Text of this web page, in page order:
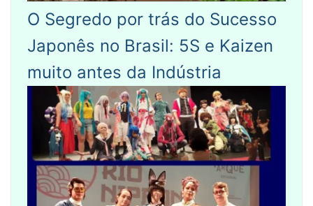
O Segredo por trás do Sucesso
Japonês no Brasil: 5S e Kaizen
muito antes da Indústria